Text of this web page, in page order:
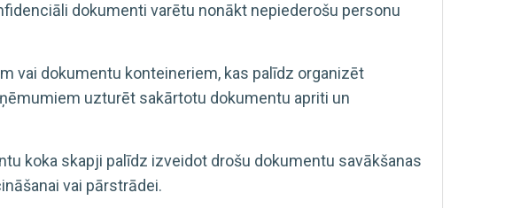
dokumenti varētu nonākt nepiederošu personu
vai dokumentu konteineriem, kas palīdz organizēt
uzturēt sakārtotu dokumentu apriti un
koka skapji palīdz izveidot drošu dokumentu savākšanas
vai pārstrādei.